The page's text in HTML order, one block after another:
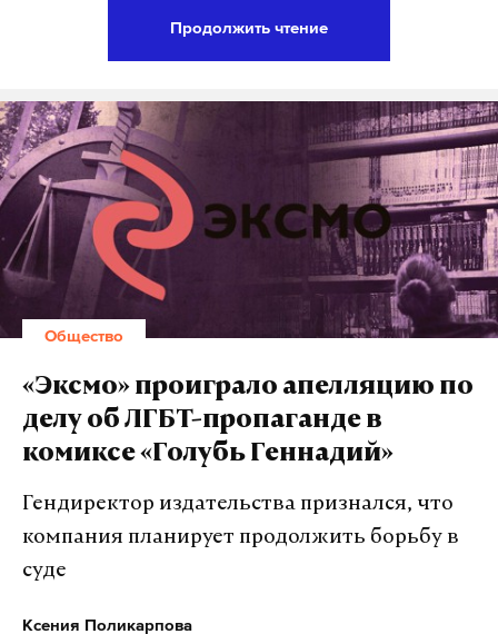
СМИ, мужчину поцарапала бездомная кошка,
которая охотилась на мелких млекопитающих.
Вирусолог Альтштейн напомнил, что вирус
«Аляскапокс» обнаружили еще в 2015 году. Это
родственник натуральной оспы, но новый вирус
отличается от нее. «Аляскапоксом» заражаются
белки, мыши и «такого рода дикие животные». В
редких случаях он может перейти и к домашним
животным, рассказал эксперт.
«Судя по тому, что за девять лет это шестой случай
[обнаружения вируса у человека], а прошлые
случаи не дали никакого распространения, скорее
всего, это малозаразный вирус. <...> Если бы он был
обнаружили давно», — объяснил ученый Daily
Продолжить чтение
Общество
«Эксмо» проиграло апелляцию по
делу об ЛГБТ-пропаганде в
комиксе «Голубь Геннадий»
Гендиректор издательства признался, что
компания планирует продолжить борьбу в
суде
Ксения Поликарпова